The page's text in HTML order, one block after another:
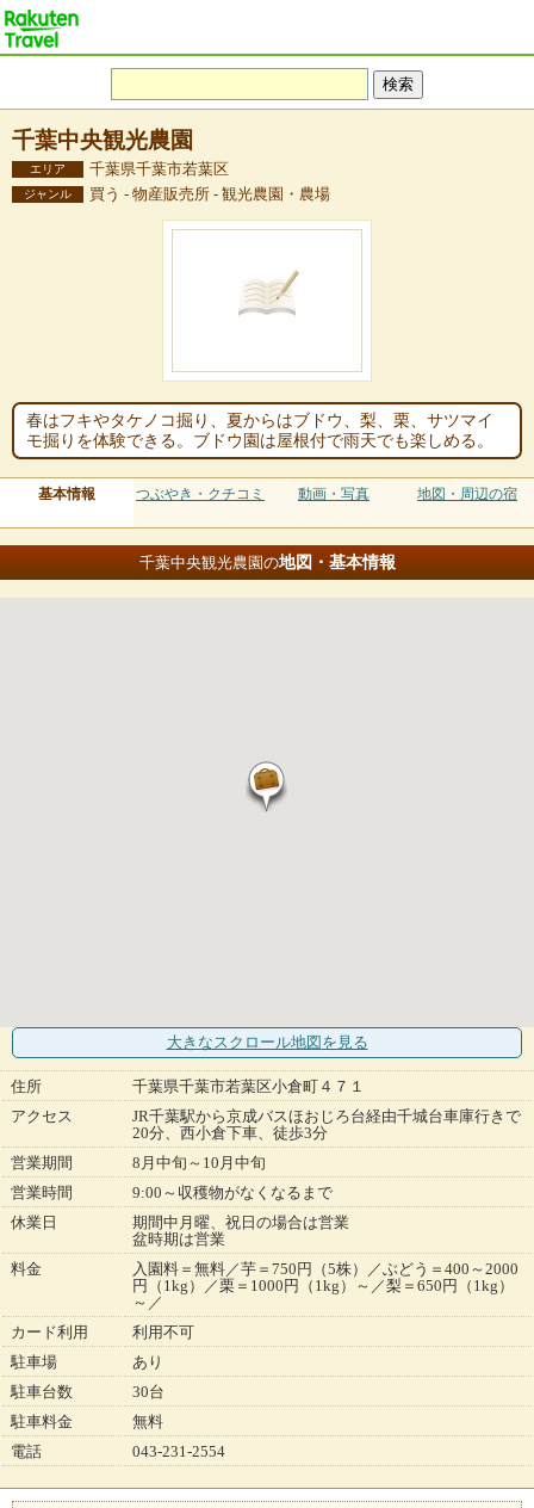
千葉中央観光農園
エリア 千葉県千葉市若葉区
ジャンル 買う - 物産販売所 - 観光農園・農場
春はフキやタケノコ掘り、夏からはブドウ、梨、栗、サツマイ
モ掘りを体験できる。ブドウ園は屋根付で雨天でも楽しめる。
基本情報 つぶやき・クチコミ 動画・写真 地図・周辺の宿
千葉中央観光農園の地図・基本情報
大きなスクロール地図 を見る
住所
千葉県千葉市若葉区小倉町４７１
アクセス
JR千葉駅から京成バスほおじろ台経由千城台車庫行きで
20分、西小倉下車、徒歩3分
営業期間
8月中旬～10月中旬
営業時間
9:00～収穫物がなくなるまで
休業日
期間中月曜、祝日の場合は営業
盆時期は営業
料金
入園料＝無料／芋＝750円（5株）／ぶどう＝400～2000
円（1kg）／栗＝1000円（1kg）～／梨＝650円（1kg）
～／
カード利用
利用不可
駐車場
あり
駐車台数
30台
駐車料金
無料
電話
043-231-2554